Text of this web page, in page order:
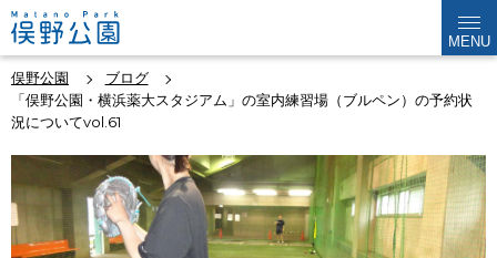
MENU
俣野公園
ブログ
「俣野公園・横浜薬大スタジアム」の室内練習場（ブルペン）の予約状
況についてvol.61